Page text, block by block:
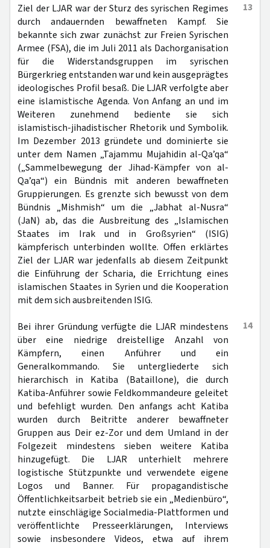
13
Ziel der LJAR war der Sturz des syrischen Regimes
durch andauernden bewaffneten Kampf. Sie
bekannte sich zwar zunächst zur Freien Syrischen
Armee (FSA), die im Juli 2011 als Dachorganisation
für die Widerstandsgruppen im syrischen
Bürgerkrieg entstanden war und kein ausgeprägtes
ideologisches Profil besaß. Die LJAR verfolgte aber
eine islamistische Agenda. Von Anfang an und im
Weiteren zunehmend bediente sie sich
islamistisch-jihadistischer Rhetorik und Symbolik.
Im Dezember 2013 gründete und dominierte sie
unter dem Namen „Tajammu Mujahidin al-Qa’qa“
(„Sammelbewegung der Jihad-Kämpfer von al-
Qa’qa“) ein Bündnis mit anderen bewaffneten
Gruppierungen. Es grenzte sich bewusst von dem
Bündnis „Mishmish“ um die „Jabhat al-Nusra“
(JaN) ab, das die Ausbreitung des „Islamischen
Staates im Irak und in Großsyrien“ (ISIG)
kämpferisch unterbinden wollte. Offen erklärtes
Ziel der LJAR war jedenfalls ab diesem Zeitpunkt
die Einführung der Scharia, die Errichtung eines
islamischen Staates in Syrien und die Kooperation
mit dem sich ausbreitenden ISIG.
14
Bei ihrer Gründung verfügte die LJAR mindestens
über eine niedrige dreistellige Anzahl von
Kämpfern, einen Anführer und ein
Generalkommando. Sie untergliederte sich
hierarchisch in Katiba (Bataillone), die durch
Katiba-Anführer sowie Feldkommandeure geleitet
und befehligt wurden. Den anfangs acht Katiba
wurden durch Beitritte anderer bewaffneter
Gruppen aus Deir ez-Zor und dem Umland in der
Folgezeit mindestens sieben weitere Katiba
hinzugefügt. Die LJAR unterhielt mehrere
logistische Stützpunkte und verwendete eigene
Logos und Banner. Für propagandistische
Öffentlichkeitsarbeit betrieb sie ein „Medienbüro“,
nutzte einschlägige Socialmedia-Plattformen und
veröffentlichte Presseerklärungen, Interviews
sowie insbesondere Videos, etwa auf ihrem